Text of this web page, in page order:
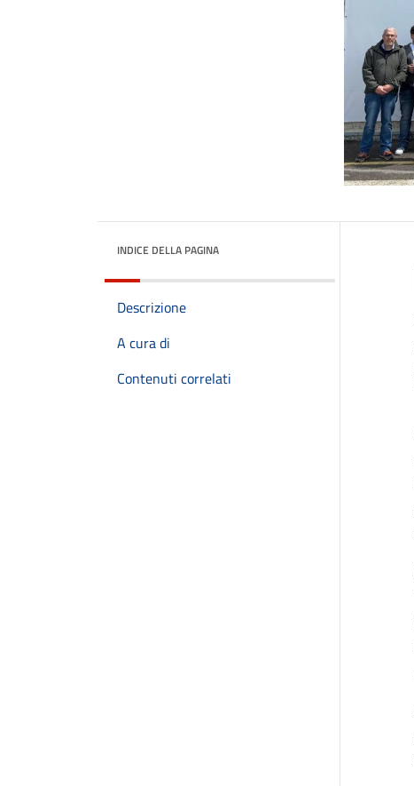
INDICE DELLA PAGINA
Descrizione
A cura di
Contenuti correlati